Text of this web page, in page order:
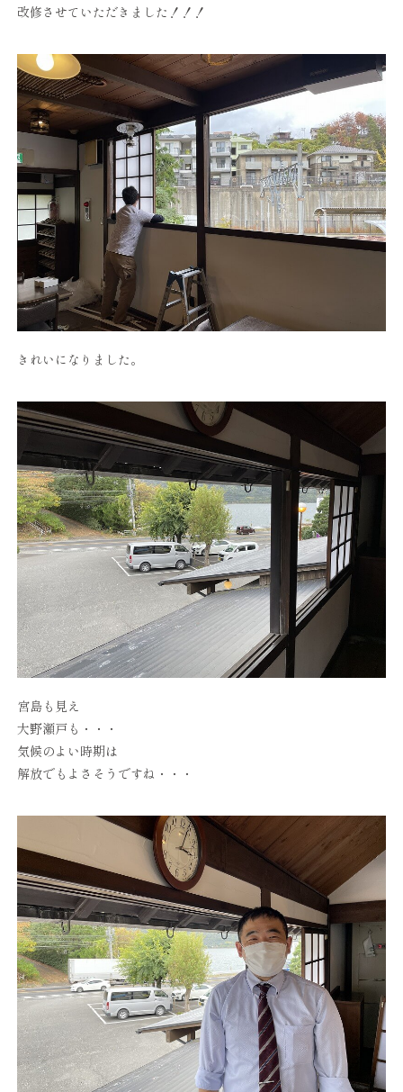
改修させていただきました！！！
きれいになりました。
宮島も見え
大野瀬戸も・・・
気候のよい時期は
解放でもよさそうですね・・・